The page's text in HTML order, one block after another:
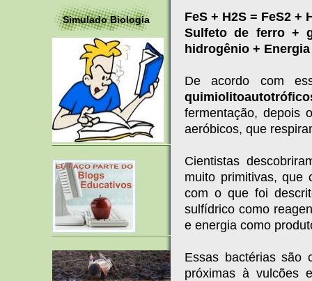
Simulado Biologia
FeS + H2S = FeS2 +
Sulfeto de ferro +
hidrogênio + Energia
De acordo com
fermentação, depois
aeróbicos, que
Cientistas
muito primitivas, que
com o que foi
sulfídrico como
e energia como
Essas bactérias são
próximas à vulcões